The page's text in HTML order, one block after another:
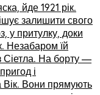
йде 1921 рік.
залишити свого
у притулку, доки
Незабаром їй
Сіетла. На борту —
і
Вік. Вони прямують